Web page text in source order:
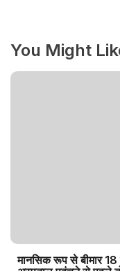
You Might
मानसिक रूप से बीमार 18